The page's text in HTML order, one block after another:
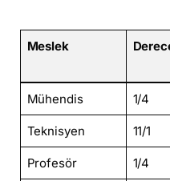
Meslek
Mühendis 1/4
Teknisyen 11/1
Profesör 1/4